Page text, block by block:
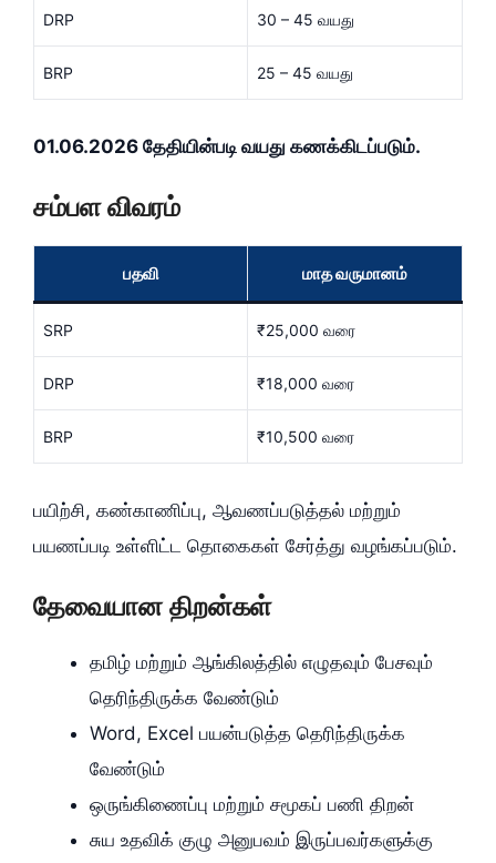
DRP 30 – 45 வயது
BRP 25 – 45 வயது
01.06.2026 தேதியின்படி வயது கணக்கிடப்படும்.
சம்பள விவரம்
பதவி மாத வருமானம்
SRP ₹25,000 வரை
DRP ₹18,000 வரை
BRP ₹10,500 வரை
பயிற்சி, கண்காணிப்பு, ஆவணப்படுத்தல் மற்றும்
பயணப்படி உள்ளிட்ட தொகைகள் சேர்த்து வழங்கப்படும்.
தேவையான திறன்கள்
தமிழ் மற்றும் ஆங்கிலத்தில் எழுதவும் பேசவும்
தெரிந்திருக்க வேண்டும்
Word, Excel பயன்படுத்த தெரிந்திருக்க
வேண்டும்
ஒருங்கிணைப்பு மற்றும் சமூகப் பணி திறன்
சுய உதவிக் குழு அனுபவம் இருப்பவர்களுக்கு